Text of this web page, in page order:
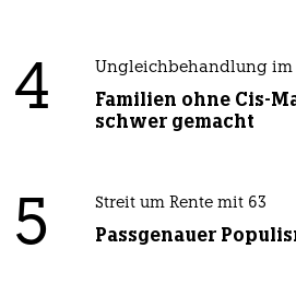
4 Ungleichbehandlung im
Familien ohne Cis-
schwer gemacht
5 Streit um Rente mit 63
Passgenauer